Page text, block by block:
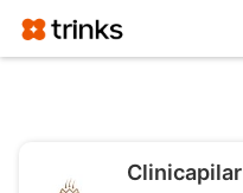
Clinicapilar